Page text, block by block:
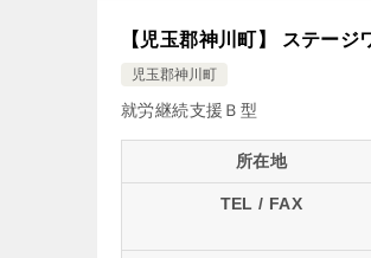
【児玉郡神川町】 ステージ
児玉郡神川町
就労継続支援Ｂ型
所在地
TEL / FAX